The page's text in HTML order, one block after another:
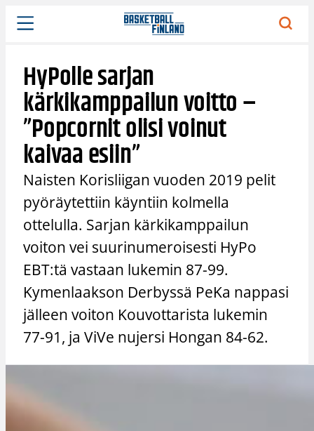
Siirry
sisältöön
HyPolle sarjan
kärkikamppailun voitto –
”Popcornit olisi voinut
kaivaa esiin”
Naisten Korisliigan vuoden 2019 pelit
pyöräytettiin käyntiin kolmella
ottelulla. Sarjan kärkikamppailun
voiton vei suurinumeroisesti HyPo
EBT:tä vastaan lukemin 87-99.
Kymenlaakson Derbyssä PeKa nappasi
jälleen voiton Kouvottarista lukemin
77-91, ja ViVe nujersi Hongan 84-62.